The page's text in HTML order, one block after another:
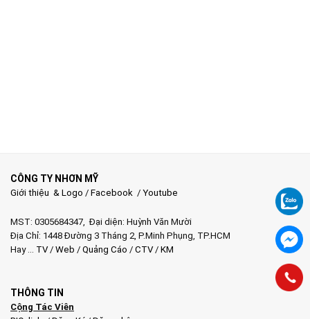
CÔNG TY NHƠN MỸ
Giới thiệu & Logo / Facebook / Youtube
MST: 0305684347, Đại diện: Huỳnh Văn Mười
Địa Chỉ: 1448 Đường 3 Tháng 2, P.Minh Phụng, TP.HCM
Hay … TV/ Web / Quảng Cáo / CTV/ KM
THÔNG TIN
Cộng Tác Viên